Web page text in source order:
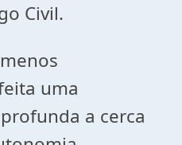
Civil.
uma
a cerca